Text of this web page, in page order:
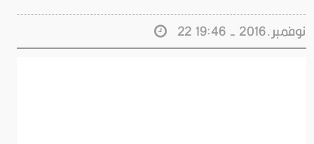
22 نوفمبر.2016 - 19:46